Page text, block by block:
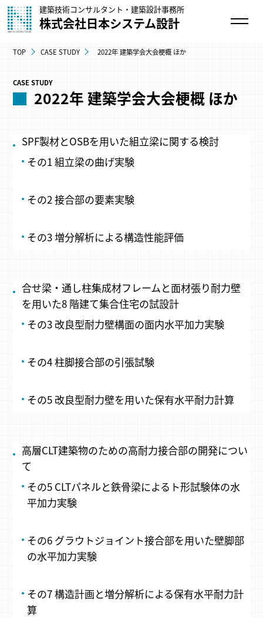
建築技術コンサルタント・建築設計事務所
株式会社日本システム設計
TOP CASE STUDY 2022年 建築学会大会梗概 ほか
CASE STUDY
2022年 建築学会大会梗概 ほか
SPF製材とOSBを用いた組立梁に関する検討
その1 組立梁の曲げ実験
その2 接合部の要素実験
その3 増分解析による構造性能評価
合せ梁・通し柱集成材フレームと面材張り耐力壁
を用いた8 階建て集合住宅の試設計
その3 改良型耐力壁構面の面内水平加力実験
その4 柱脚接合部の引張試験
その5 改良型耐力壁を用いた保有水平耐力計算
高層CLT建築物のための高耐力接合部の開発につい
て
その5 CLTパネルと鉄骨梁によるト形試験体の水
平加力実験
その6 グラウトジョイント接合部を用いた壁脚部
の水平加力実験
その7 構造計画と増分解析による保有水平耐力計
算